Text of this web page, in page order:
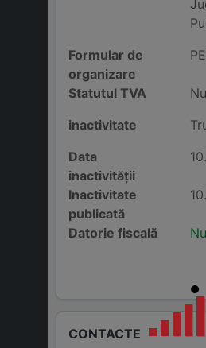
Formular de
organizare
Statutul TVA
Nu
inactivitate
Data
inactivității
Inactivitate
publicată
Datorie fiscală
CONTACTE